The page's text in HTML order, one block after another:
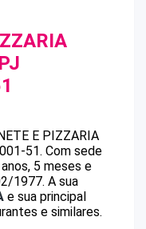
E PIZZARIA
51. Com sede
anos, 5 meses e
1977. A sua
e sua principal
e similares.